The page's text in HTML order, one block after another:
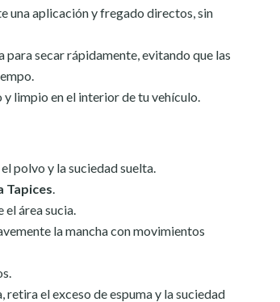
una aplicación y fregado directos, sin
para secar rápidamente, evitando que las
y limpio en el interior de tu vehículo.
polvo y la suciedad suelta.
Tapices.
el área sucia.
la mancha con movimientos
el exceso de espuma y la suciedad